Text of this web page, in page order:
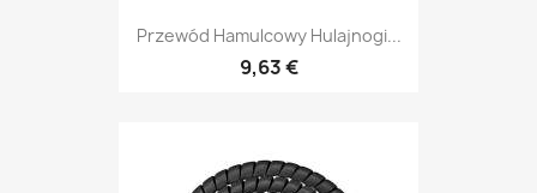
Przewód Hamulcowy Hulajnogi...
9,63 €